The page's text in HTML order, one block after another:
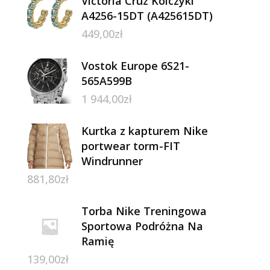
A4256-15DT (A425615DT)
449,00zł
Vostok Europe 6S21-
565A599B
1 944,00zł
Kurtka z kapturem Nike
portwear torm-FIT
Windrunner
881,80zł
Torba Nike Treningowa
Sportowa Podróżna Na
Ramię
139,00zł